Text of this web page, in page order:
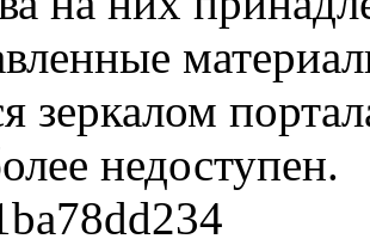
зеркалом
недоступен.